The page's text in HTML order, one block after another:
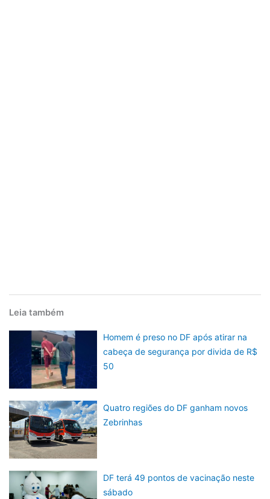
Leia também
Homem é preso no DF após atirar na
cabeça de segurança por divida de R$
50
Quatro regiões do DF ganham novos
Zebrinhas
DF terá 49 pontos de vacinação neste
sábado